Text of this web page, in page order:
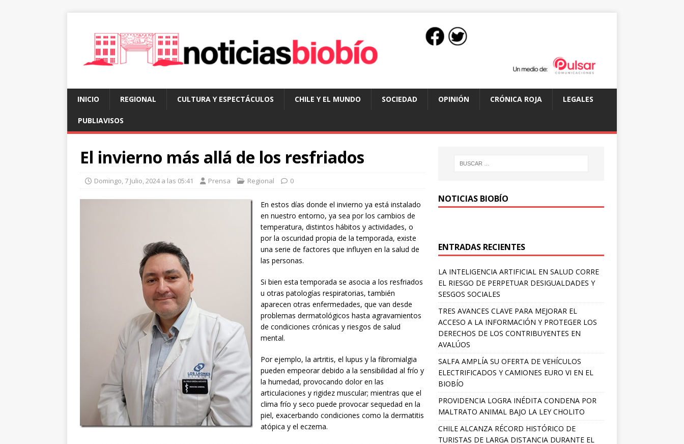
INICIO REGIONAL CULTURA Y ESPECTÁCULOS CHILE Y EL MUNDO SOCIEDAD OPINIÓN CRÓNICA ROJA LEGALES
PUBLIAVISOS
El invierno más allá de los resfriados
Domingo, 7 Julio, 2024 a las 05:41 Prensa Regional 0
En estos días donde el invierno ya está instalado
en nuestro entorno, ya sea por los cambios de
temperatura, distintos hábitos y actividades, o
por la oscuridad propia de la temporada, existe
una serie de factores que influyen en la salud de
las personas.
Si bien esta temporada se asocia a los resfriados
u otras patologías respiratorias, también
aparecen otras enfermedades, que van desde
problemas dermatológicos hasta agravamientos
de condiciones crónicas y riesgos de salud
mental.
Por ejemplo, la artritis, el lupus y la fibromialgia
pueden empeorar debido a la sensibilidad al frío y
la humedad, provocando dolor en las
articulaciones y rigidez muscular; mientras que el
clima frío y seco puede provocar sequedad en la
piel, exacerbando condiciones como la dermatitis
atópica y el eczema.
NOTICIAS BIOBÍO
ENTRADAS RECIENTES
LA INTELIGENCIA ARTIFICIAL EN SALUD CORRE
EL RIESGO DE PERPETUAR DESIGUALDADES Y
SESGOS SOCIALES
TRES AVANCES CLAVE PARA MEJORAR EL
ACCESO A LA INFORMACIÓN Y PROTEGER LOS
DERECHOS DE LOS CONTRIBUYENTES EN
AVALÚOS
SALFA AMPLÍA SU OFERTA DE VEHÍCULOS
ELECTRIFICADOS Y CAMIONES EURO VI EN EL
BIOBÍO
PROVIDENCIA LOGRA INÉDITA CONDENA POR
MALTRATO ANIMAL BAJO LA LEY CHOLITO
CHILE ALCANZA RÉCORD HISTÓRICO DE
TURISTAS DE LARGA DISTANCIA DURANTE EL